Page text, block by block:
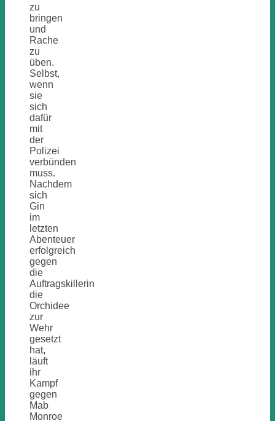
zu
bringen
und
Rache
zu
üben.
Selbst,
wenn
sie
sich
dafür
mit
der
Polizei
verbünden
muss.
Nachdem
sich
Gin
im
letzten
Abenteuer
erfolgreich
gegen
die
Auftragskillerin
die
Orchidee
zur
Wehr
gesetzt
hat,
läuft
ihr
Kampf
gegen
Mab
Monroe